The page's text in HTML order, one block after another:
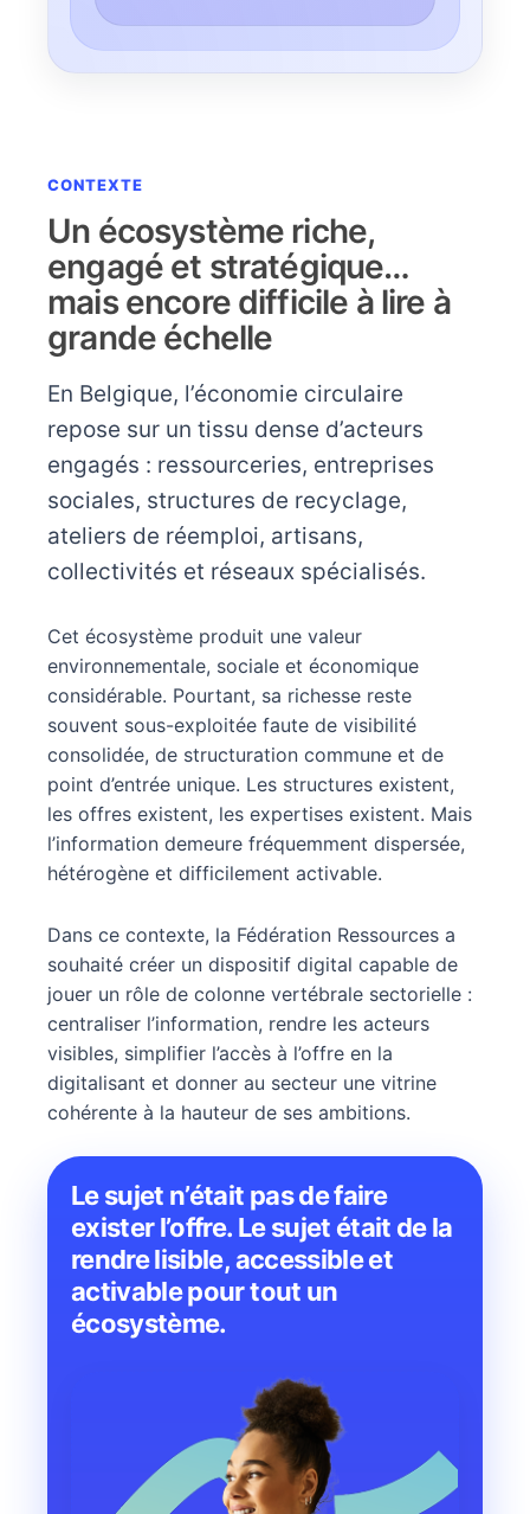
CONTEXTE
Un écosystème riche,
engagé et stratégique…
mais encore difficile à lire à
grande échelle
En Belgique, l’économie circulaire
repose sur un tissu dense d’acteurs
engagés : ressourceries, entreprises
sociales, structures de recyclage,
ateliers de réemploi, artisans,
collectivités et réseaux spécialisés.
Cet écosystème produit une valeur
environnementale, sociale et économique
considérable. Pourtant, sa richesse reste
souvent sous-exploitée faute de visibilité
consolidée, de structuration commune et de
point d’entrée unique. Les structures existent,
les offres existent, les expertises existent. Mais
l’information demeure fréquemment dispersée,
hétérogène et difficilement activable.
Dans ce contexte, la Fédération Ressources a
souhaité créer un dispositif digital capable de
jouer un rôle de colonne vertébrale sectorielle :
centraliser l’information, rendre les acteurs
visibles, simplifier l’accès à l’offre en la
digitalisant et donner au secteur une vitrine
cohérente à la hauteur de ses ambitions.
Le sujet n’était pas de faire
exister l’offre. Le sujet était de la
rendre lisible, accessible et
activable pour tout un
écosystème.